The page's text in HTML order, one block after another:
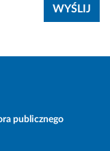
publicznego